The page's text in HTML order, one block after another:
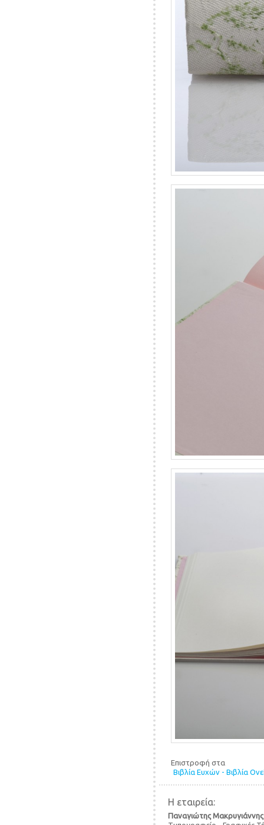
Επιστροφή στα
Βιβλία Ευχών - Βιβλία
Η εταιρεία:
Παναγιώτης Μακρυγιάννης